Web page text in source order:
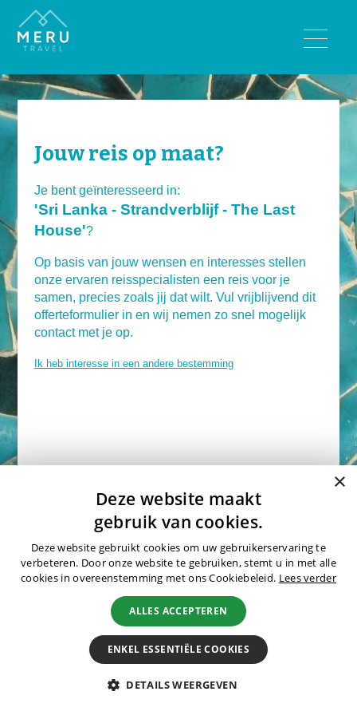
BESTEMMINGEN
India
Sri Lanka
Tibet
Wandelreizen
Rondreizen
Luxe reizen
Natuurreizen
Fotografiereizen
OFFERTE
BLOGS
OVER MERU
Wie zijn wij?
Waarom Meru
Jouw reis op maat?
Je bent geïnteresseerd in:
'Sri Lanka - Strandverblijf - The Last
House'?
Op basis van jouw wensen en interesses stellen
onze ervaren reisspecialisten een reis voor je
samen, precies zoals jij dat wilt. Vul vrijblijvend dit
offerteformulier in en wij nemen zo snel mogelijk
contact met je op.
Ik heb interesse in een andere bestemming
Naam:
×
Deze website maakt
gebruik van cookies.
Deze website gebruikt cookies om uw gebruikerservaring te
verbeteren. Door onze website te gebruiken, stemt u in met alle
cookies in overeenstemming met ons Cookiebeleid. Lees verder
ALLES ACCEPTEREN
ENKEL ESSENTIËLE COOKIES
DETAILS WEERGEVEN